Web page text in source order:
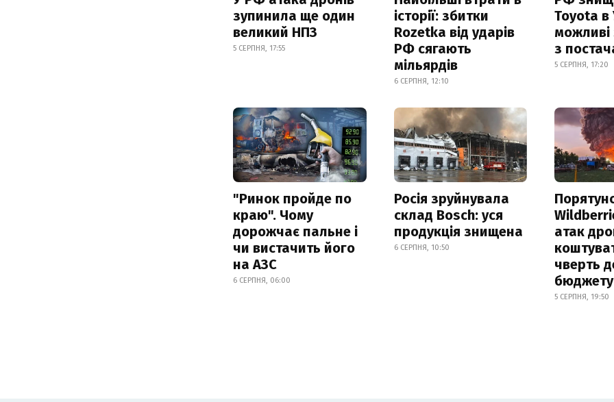
зупинила ще один
великий НПЗ
5 СЕРПНЯ, 17:55
історії: збитки
Rozetka від ударів
РФ сягають
мільярдів
6 СЕРПНЯ, 12:10
Toyota в
з
5 СЕРПНЯ, 17:20
"Ринок пройде по
краю". Чому
дорожчає пальне і
чи вистачить його
на АЗС
6 СЕРПНЯ, 06:00
Росія зруйнувала
склад Bosch: уся
продукція знищена
6 СЕРПНЯ, 10:50
атак
чверть
5 СЕРПНЯ, 19:50